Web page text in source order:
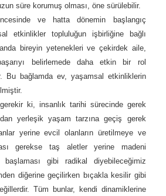
süre korumuş olması, öne sürülebilir.
ve hatta dönemin başlangıç
etkinlikler topluluğun işbirliğine bağlı
bireyin yetenekleri ve çekirdek aile,
belirlemede daha etkin bir rol
Bu bağlamda ev, yaşamsal etkinliklerin
ki, insanlık tarihi sürecinde gerek
yerleşik yaşam tarzına geçiş gerek
yerine evcil olanların üretilmeye ve
gerekse taş aletler yerine madeni
başlaması gibi radikal diyebileceğimiz
diğerine geçilirken bıçakla kesilir gibi
Tüm bunlar, kendi dinamiklerine